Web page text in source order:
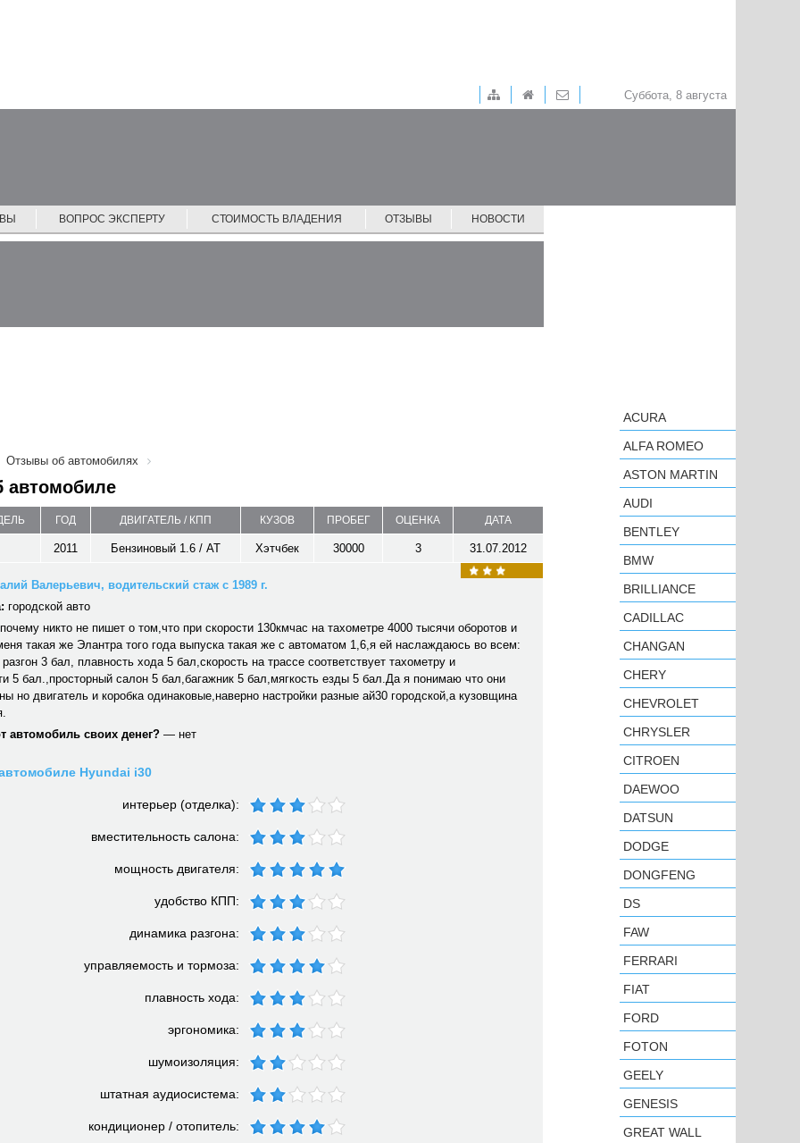
Суббота, 8 августа
ВОПРОС ЭКСПЕРТУ СТОИМОСТЬ ВЛАДЕНИЯ ОТЗЫВЫ НОВОСТИ
Отзывы об автомобилях
автомобиле
ГОД ДВИГАТЕЛЬ / КПП КУЗОВ ПРОБЕГ ОЦЕНКА ДАТА
2011 Бензиновый 1.6 / AT Хэтчбек 30000 3 31.07.2012
Валерьевич, водительский стаж с 1989 г.
городской авто
никто не пишет о том,что при скорости 130кмчас на тахометре 4000 тысячи оборотов и
такая же Элантра того года выпуска такая же с автоматом 1,6,я ей наслаждаюсь во всем:
3 бал, плавность хода 5 бал,скорость на трассе соответствует тахометру и
5 бал.,просторный салон 5 бал,багажник 5 бал,мягкость езды 5 бал.Да я понимаю что они
но двигатель и коробка одинаковые,наверно настройки разные ай30 городской,а кузовщина
автомобиль своих денег? — нет
Hyundai i30
интерьер (отделка):
вместительность салона:
мощность двигателя:
удобство КПП:
динамика разгона:
управляемость и тормоза:
плавность хода:
эргономика:
шумоизоляция:
штатная аудиосистема:
кондиционер / отопитель:
ACURA
ALFA ROMEO
ASTON MARTIN
AUDI
BENTLEY
BMW
BRILLIANCE
CADILLAC
CHANGAN
CHERY
CHEVROLET
CHRYSLER
CITROEN
DAEWOO
DATSUN
DODGE
DONGFENG
DS
FAW
FERRARI
FIAT
FORD
FOTON
GEELY
GENESIS
GREAT WALL